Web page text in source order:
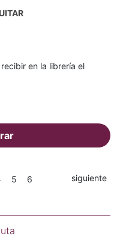
en la librería el
5 6 siguiente